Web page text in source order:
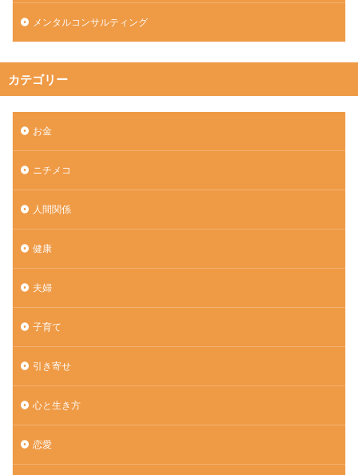
メンタルコンサルティング
カテゴリー
お金
ニチメコ
人間関係
健康
夫婦
子育て
引き寄せ
心と生き方
恋愛